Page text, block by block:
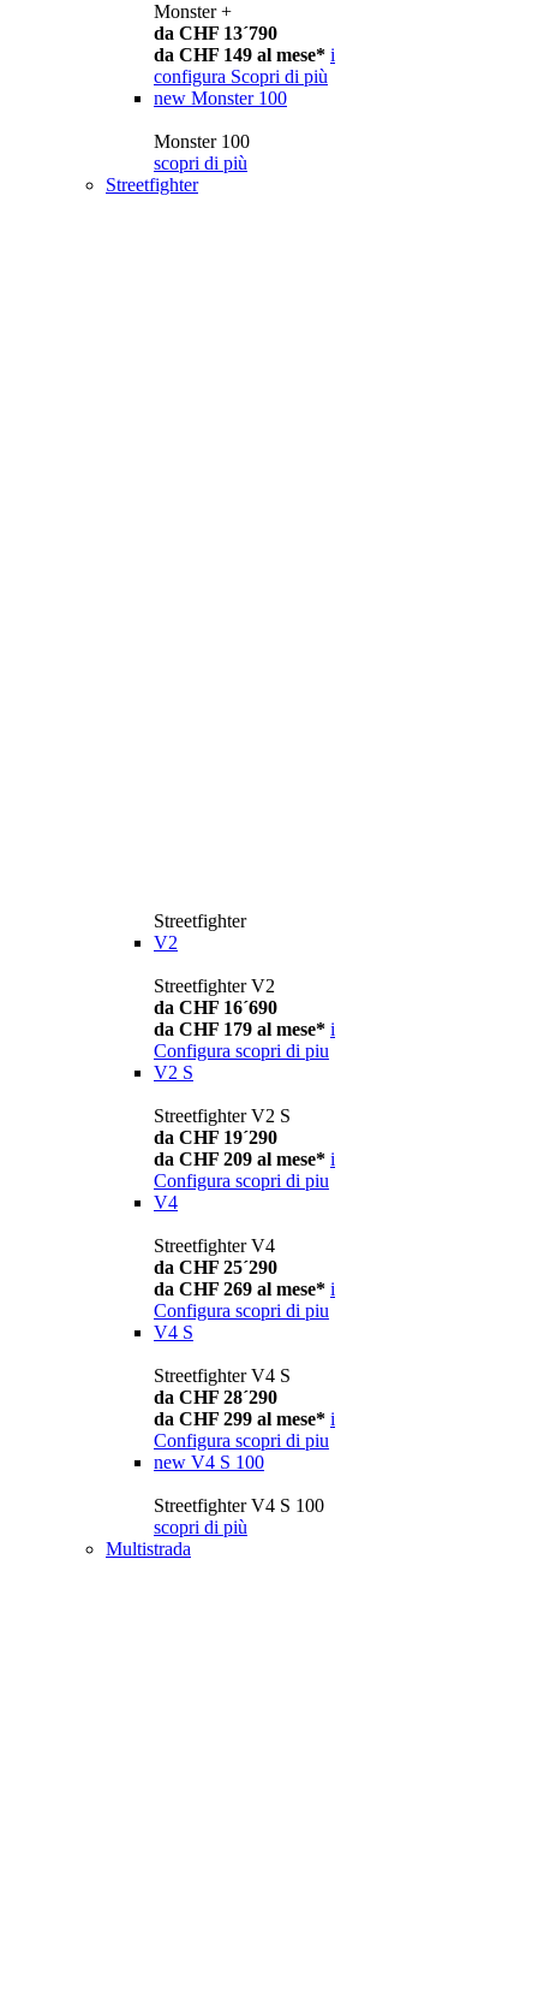
Monster +
da CHF 13´790
da CHF 149 al mese* i
configura Scopri di più
new Monster 100
Monster 100
scopri di più
Streetfighter
Streetfighter
V2
Streetfighter V2
da CHF 16´690
da CHF 179 al mese* i
Configura scopri di piu
V2 S
Streetfighter V2 S
da CHF 19´290
da CHF 209 al mese* i
Configura scopri di piu
V4
Streetfighter V4
da CHF 25´290
da CHF 269 al mese* i
Configura scopri di piu
V4 S
Streetfighter V4 S
da CHF 28´290
da CHF 299 al mese* i
Configura scopri di piu
new V4 S 100
Streetfighter V4 S 100
scopri di più
Multistrada